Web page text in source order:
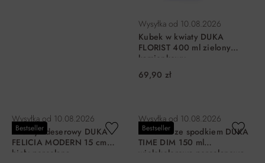
Wysyłka od 10.08.2026
Kubek w kwiaty DUKA
FLORIST 400 ml zielony
kamionkowy
69,90 zł
Bestseller
Wysyłka od 10.08.2026
Talerzyk deserowy DUKA
FELICIA MODERN 15 cm
biały porcelana
Bestseller
Wysyłka od 10.08.2026
Filiżanka ze spodkiem DUKA
TIME DIM 150 ml
wielokolorowa porcelanowa